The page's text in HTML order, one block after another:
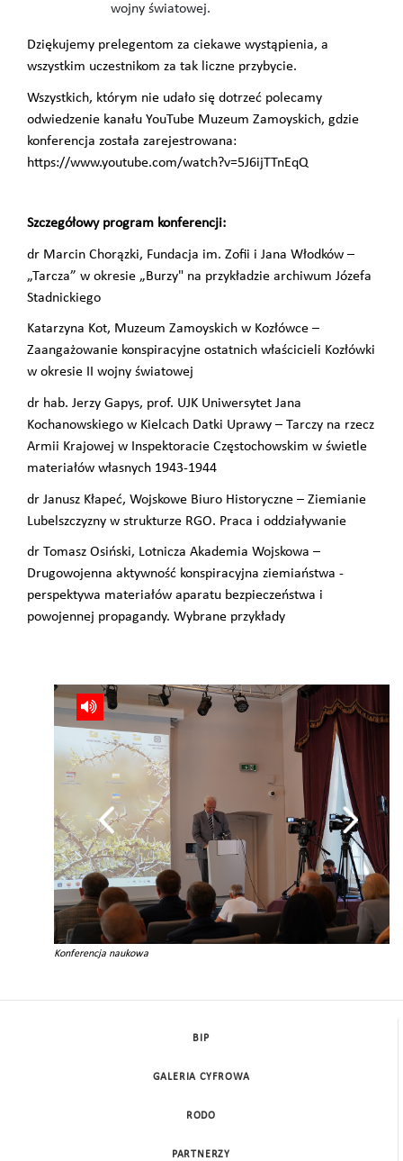
wojny światowej.
Dziękujemy prelegentom za ciekawe wystąpienia, a
wszystkim uczestnikom za tak liczne przybycie.
Wszystkich, którym nie udało się dotrzeć polecamy
odwiedzenie kanału YouTube Muzeum Zamoyskich, gdzie
konferencja została zarejestrowana:
https://www.youtube.com/watch?v=5J6ijTTnEqQ
Szczegółowy program konferencji:
dr Marcin Chorązki, Fundacja im. Zofii i Jana Włodków –
„Tarcza” w okresie „Burzy" na przykładzie archiwum Józefa
Stadnickiego
Katarzyna Kot, Muzeum Zamoyskich w Kozłówce –
Zaangażowanie konspiracyjne ostatnich właścicieli Kozłówki
w okresie II wojny światowej
dr hab. Jerzy Gapys, prof. UJK Uniwersytet Jana
Kochanowskiego w Kielcach Datki Uprawy – Tarczy na rzecz
Armii Krajowej w Inspektoracie Częstochowskim w świetle
materiałów własnych 1943-1944
dr Janusz Kłapeć, Wojskowe Biuro Historyczne – Ziemianie
Lubelszczyzny w strukturze RGO. Praca i oddziaływanie
dr Tomasz Osiński, Lotnicza Akademia Wojskowa –
Drugowojenna aktywność konspiracyjna ziemiaństwa -
perspektywa materiałów aparatu bezpieczeństwa i
powojennej propagandy. Wybrane przykłady
Konferencja naukowa
BIP
GALERIA CYFROWA
RODO
PARTNERZY